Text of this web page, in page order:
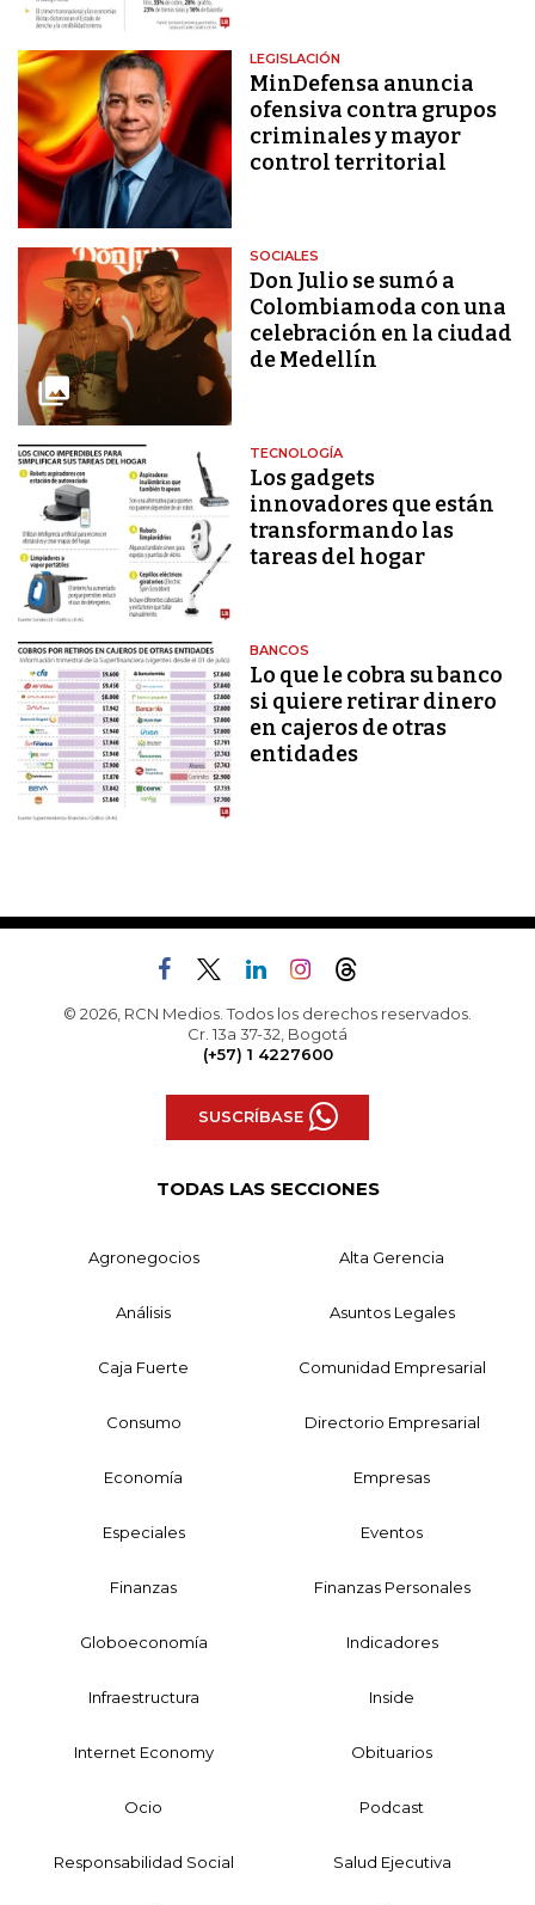
LEGISLACIÓN
MinDefensa anuncia
ofensiva contra grupos
criminales y mayor
control territorial
SOCIALES
Don Julio se sumó a
Colombiamoda con una
celebración en la ciudad
de Medellín
TECNOLOGÍA
Los gadgets
innovadores que están
transformando las
tareas del hogar
BANCOS
Lo que le cobra su banco
si quiere retirar dinero
en cajeros de otras
entidades
© 2026, RCN Medios. Todos los derechos reservados.
Cr. 13a 37-32, Bogotá
(+57) 1 4227600
SUSCRÍBASE
TODAS LAS SECCIONES
Agronegocios Alta Gerencia
Análisis Asuntos Legales
Caja Fuerte Comunidad Empresarial
Consumo Directorio Empresarial
Economía Empresas
Especiales Eventos
Finanzas Finanzas Personales
Globoeconomía Indicadores
Infraestructura Inside
Internet Economy Obituarios
Ocio Podcast
Responsabilidad Social Salud Ejecutiva